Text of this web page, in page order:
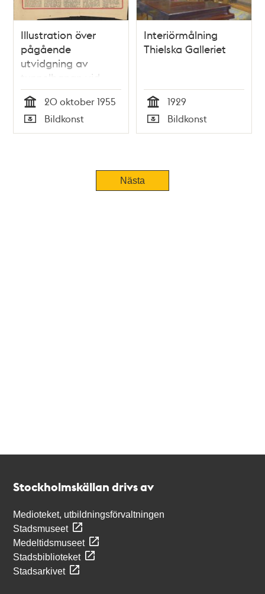
Illustration över
pågående
utvidgning av
tunnelbanan vid
Södermalmstorg
Tid
20 oktober 1955
Typ
Bildkonst
Interiörmålning
Thielska Galleriet
Tid
1929
Typ
Bildkonst
Nästa
Stockholmskällan drivs av
Medioteket, utbildningsförvaltningen
Stadsmuseet
Medeltidsmuseet
Stadsbiblioteket
Stadsarkivet